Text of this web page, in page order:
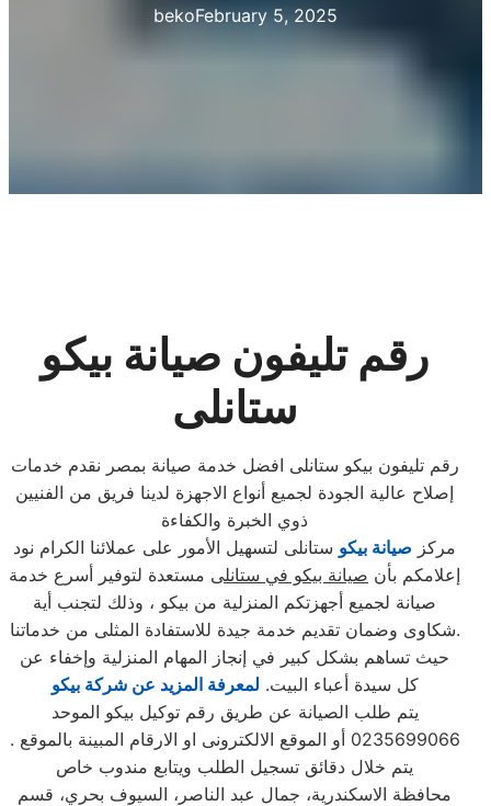
bekoFebruary 5, 2025
رقم تليفون صيانة بيكو
ستانلى
رقم تليفون بيكو ستانلى افضل خدمة صيانة بمصر نقدم خدمات
إصلاح عالية الجودة لجميع أنواع الاجهزة لدينا فريق من الفنيين
ذوي الخبرة والكفاءة
مركز صيانة بيكو ستانلى لتسهيل الأمور على عملائنا الكرام نود
إعلامكم بأن صيانة بيكو في ستانلى مستعدة لتوفير أسرع خدمة
صيانة لجميع أجهزتكم المنزلية من بيكو ، وذلك لتجنب أية
شكاوى وضمان تقديم خدمة جيدة للاستفادة المثلى من خدماتنا.
حيث تساهم بشكل كبير في إنجاز المهام المنزلية وإخفاء عن
كل سيدة أعباء البيت. لمعرفة المزيد عن شركة بيكو
يتم طلب الصيانة عن طريق رقم توكيل بيكو الموحد
0235699066 أو الموقع الالكترونى او الارقام المبينة بالموقع .
يتم خلال دقائق تسجيل الطلب ويتابع مندوب خاص
محافظة الاسكندرية، جمال عبد الناصر، السيوف بحري، قسم